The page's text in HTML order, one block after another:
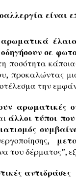
είναι
οδηγήσουν σε
ποσότητα
προκαλώντας
την
αρωματικές
άλλοι τύποι
του δέρματος”,
αντιδράσες